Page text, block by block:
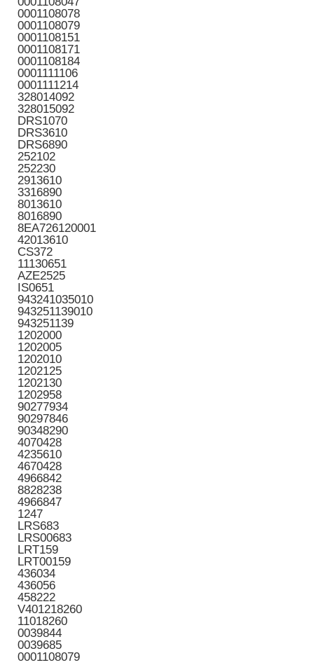
0001108078
0001108079
0001108151
0001108171
0001108184
0001111106
0001111214
328014092
328015092
DRS1070
DRS3610
DRS6890
252102
252230
2913610
3316890
8013610
8016890
8EA726120001
42013610
CS372
11130651
AZE2525
IS0651
943241035010
943251139010
943251139
1202000
1202005
1202010
1202125
1202130
1202958
90277934
90297846
90348290
4070428
4235610
4670428
4966842
8828238
4966847
1247
LRS683
LRS00683
LRT159
LRT00159
436034
436056
458222
V401218260
11018260
0039844
0039685
0001108079